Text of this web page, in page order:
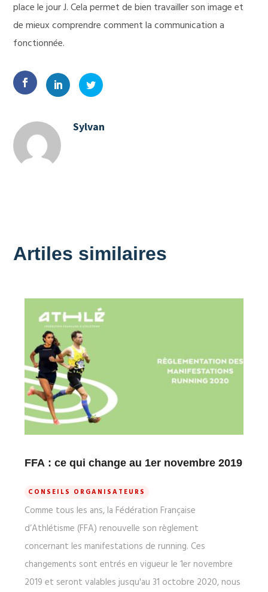
place le jour J. Cela permet de bien travailler son image et
de mieux comprendre comment la communication a
fonctionnée.
Sylvan
Artiles similaires
FFA : ce qui change au 1er novembre 2019
CONSEILS ORGANISATEURS
Comme tous les ans, la Fédération Française
d’Athlétisme (FFA) renouvelle son règlement
concernant les manifestations de running. Ces
changements sont entrés en vigueur le 1er novembre
2019 et seront valables jusqu'au 31 octobre 2020, nous